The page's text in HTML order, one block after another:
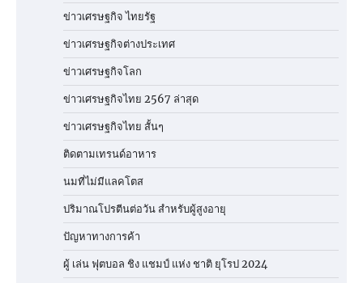
ข่าวเศรษฐกิจ ไทยรัฐ
ข่าวเศรษฐกิจต่างประเทศ
ข่าวเศรษฐกิจโลก
ข่าวเศรษฐกิจไทย 2567 ล่าสุด
ข่าวเศรษฐกิจไทย สั้นๆ
ติดตามเทรนด์อาหาร
นมที่ไม่มีแลคโตส
ปริมาณโปรตีนต่อวัน สำหรับผู้สูงอายุ
ปัญหาทางการค้า
ผู้ เล่น ฟุตบอล ชิง แชมป์ แห่ง ชาติ ยุโรป 2024